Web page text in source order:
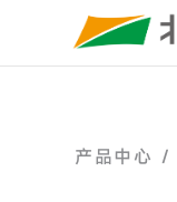
产品中心 /